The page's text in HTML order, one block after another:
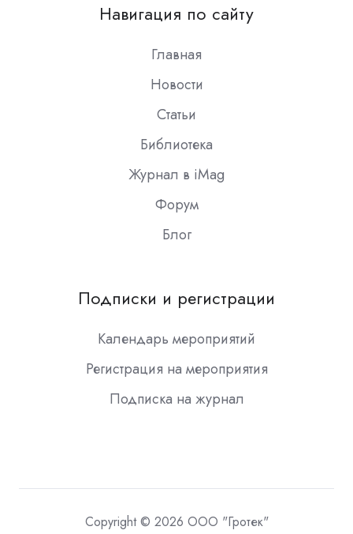
Slack
Навигация по сайту
Главная
Новости
Статьи
Библиотека
Журнал в iMag
Форум
Блог
Подписки и регистрации
Календарь мероприятий
Регистрация на мероприятия
Подписка на журнал
Copyright © 2026 ООО "Гротек"